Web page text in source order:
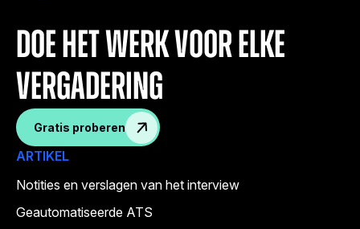
doe het werk voor elke
vergadering
Gratis proberen
ARTIKEL
Notities en verslagen van het interview
Geautomatiseerde ATS